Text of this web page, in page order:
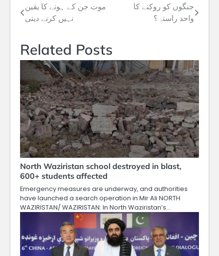
Post
navigation
موت جن کے ہونے کا یقین
نہیں کرنے دیتی
جنگوں کو روکنے کا
واحد راستہ؟
Related Posts
North Waziristan school destroyed in blast,
600+ students affected
Emergency measures are underway, and authorities
have launched a search operation in Mir Ali NORTH
WAZIRISTAN/ WAZIRISTAN: In North Waziristan’s…